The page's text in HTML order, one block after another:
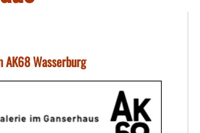
AK68 Wasserburg